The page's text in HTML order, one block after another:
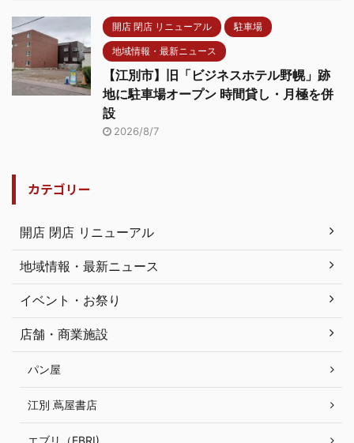
開店 閉店 リニューアル 駐車場
地域情報・最新ニュース
【江別市】旧「ビジネスホテル野幌」跡
地に駐車場オープン 時間貸し・月極を併
設
2026/8/7
カテゴリー
開店 閉店 リニューアル
地域情報・最新ニュース
イベント・お祭り
店舗・商業施設
パン屋
江別 蔦屋書店
エブリ（EBRI)